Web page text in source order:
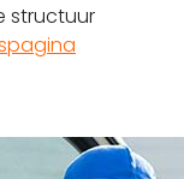
structuur